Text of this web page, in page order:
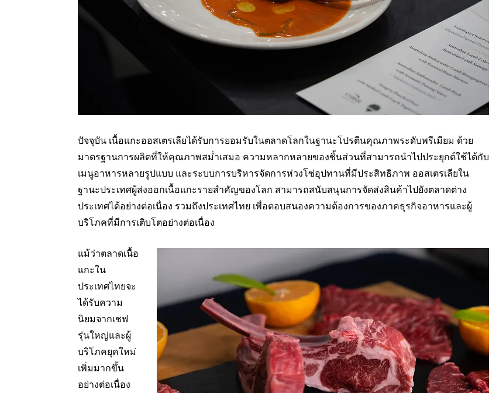
ปัจจุบัน เนื้อแกะออสเตรเลียได้รับการยอมรับในตลาดโลกในฐานะโปรตีนคุณภาพระดับพรีเมียม ด้วย
มาตรฐานการผลิตที่ให้คุณภาพสม่ำเสมอ ความหลากหลายของชิ้นส่วนที่สามารถนำไปประยุกต์ใช้ได้กับ
เมนูอาหารหลายรูปแบบ และระบบการบริหารจัดการห่วงโซ่อุปทานที่มีประสิทธิภาพ ออสเตรเลียใน
ฐานะประเทศผู้ส่งออกเนื้อแกะรายสำคัญของโลก สามารถสนับสนุนการจัดส่งสินค้าไปยังตลาดต่าง
ประเทศได้อย่างต่อเนื่อง รวมถึงประเทศไทย เพื่อตอบสนองความต้องการของภาคธุรกิจอาหารและผู้
บริโภคที่มีการเติบโตอย่างต่อเนื่อง
แม้ว่าตลาดเนื้อ
แกะใน
ประเทศไทยจะ
ได้รับความ
นิยมจากเชฟ
รุ่นใหญ่และผู้
บริโภคยุคใหม่
เพิ่มมากขึ้น
อย่างต่อเนื่อง